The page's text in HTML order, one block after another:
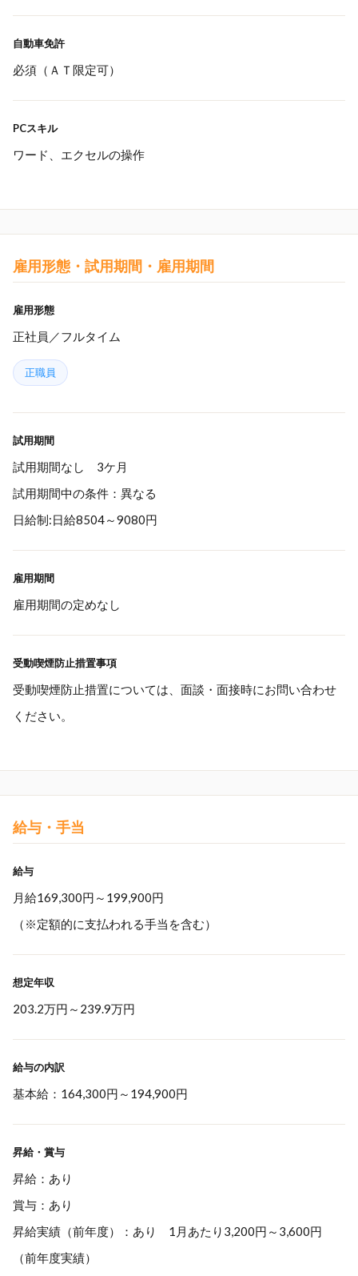
自動車免許
必須（ＡＴ限定可）
PCスキル
ワード、エクセルの操作
雇用形態・試用期間・雇用期間
雇用形態
正社員／フルタイム
正職員
試用期間
試用期間なし 3ケ月
試用期間中の条件：異なる
日給制:日給8504～9080円
雇用期間
雇用期間の定めなし
受動喫煙防止措置事項
受動喫煙防止措置については、面談・面接時にお問い合わせ
ください。
給与・手当
給与
月給169,300円～199,900円
（※定額的に支払われる手当を含む）
想定年収
203.2万円 ～ 239.9万円
給与の内訳
基本給：164,300円～194,900円
昇給・賞与
昇給：あり
賞与：あり
昇給実績（前年度）：あり 1月あたり3,200円～3,600円
（前年度実績）